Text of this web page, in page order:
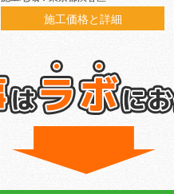
施工価格と詳細